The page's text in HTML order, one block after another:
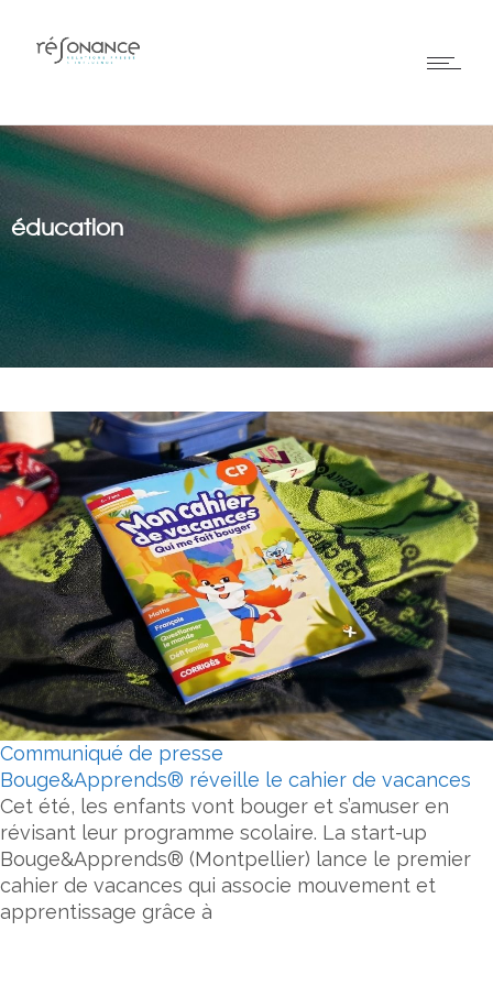
éducation
Communiqué de presse
Bouge&Apprends® réveille le cahier de vacances
Cet été, les enfants vont bouger et s’amuser en
révisant leur programme scolaire. La start-up
Bouge&Apprends® (Montpellier) lance le premier
cahier de vacances qui associe mouvement et
apprentissage grâce à